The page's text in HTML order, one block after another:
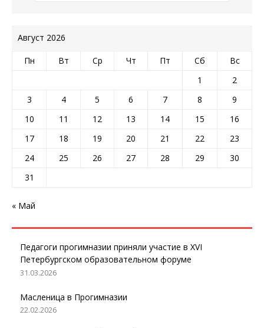
Август 2026
Пн Вт Ср Чт Пт Сб
Вс
1
2
3
4 5 6 7 8
9
10
11 12 13 14 15
16
17
18 19 20 21 22
23
24
25 26 27 28 29
30
31
« Май
Педагоги прогимназии приняли участие в XVI
Петербургском образовательном форуме
31.03.2026
Масленица в Прогимназии
22.02.2026